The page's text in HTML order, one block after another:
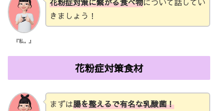
『私。』
きましょう！
花粉症対策食材
まずは腸を整えるで有名な乳酸菌！